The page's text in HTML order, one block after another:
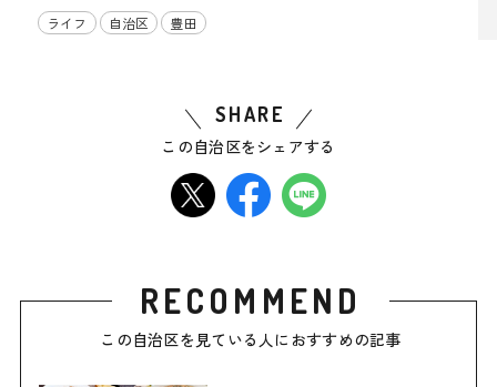
ライフ 自治区 豊田
SHARE
この自治区をシェアする
RECOMMEND
この自治区を見ている人におすすめの記事